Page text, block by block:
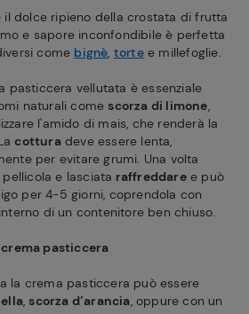
dolce ripieno della crostata di frutta
e sapore inconfondibile è perfetta
come bignè, tortee millefoglie.
pasticcera vellutata è essenziale
naturali come scorza di limone,
l'amido di mais, che renderà la
cotturadeve essere lenta,
per evitare grumi. Una volta
pellicola e lasciata raffreddaree può
per 4-5 giorni, coprendola con
di un contenitore ben chiuso.
pasticcera
la crema pasticcera può essere
, scorza d’arancia, oppure con un